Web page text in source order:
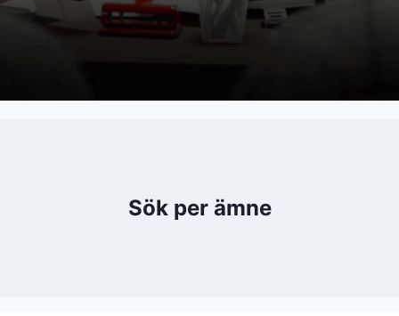
Sök per ämne